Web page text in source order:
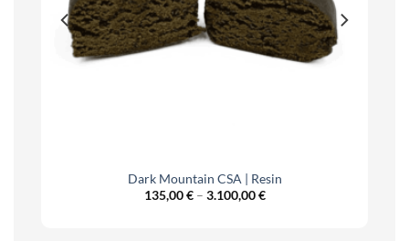
Dark Mountain CSA | Resin
135,00€ – 3.100,00€Price